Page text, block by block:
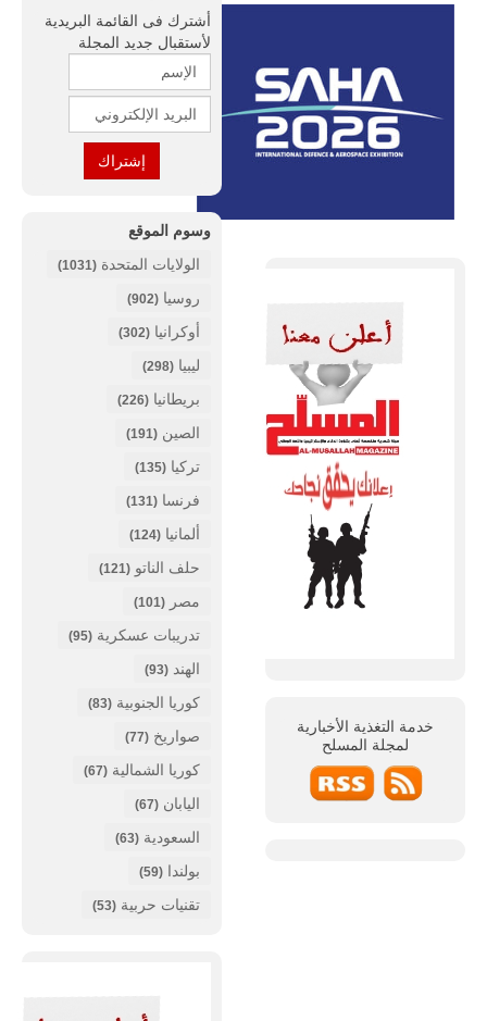
خدمة التغذية الأخبارية
لمجلة المسلح
أشترك فى القائمة البريدية
لأستقبال جديد المجلة
وسوم الموقع
الولايات المتحدة (1031)
روسيا (902)
أوكرانيا (302)
ليبيا (298)
بريطانيا (226)
الصين (191)
تركيا (135)
فرنسا (131)
ألمانيا (124)
حلف الناتو (121)
مصر (101)
تدريبات عسكرية (95)
الهند (93)
كوريا الجنوبية (83)
صواريخ (77)
كوريا الشمالية (67)
اليابان (67)
السعودية (63)
بولندا (59)
تقنيات حربية (53)